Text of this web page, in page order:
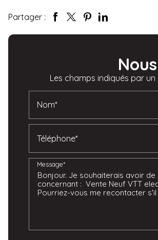
Partager :
Les champs indiqués par
Nom*
Téléphone*
Message*